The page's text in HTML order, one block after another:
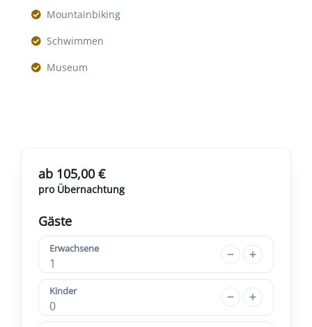
Mountainbiking
Schwimmen
Museum
ab 105,00 €
pro Übernachtung
Gäste
Erwachsene
1
Kinder
0